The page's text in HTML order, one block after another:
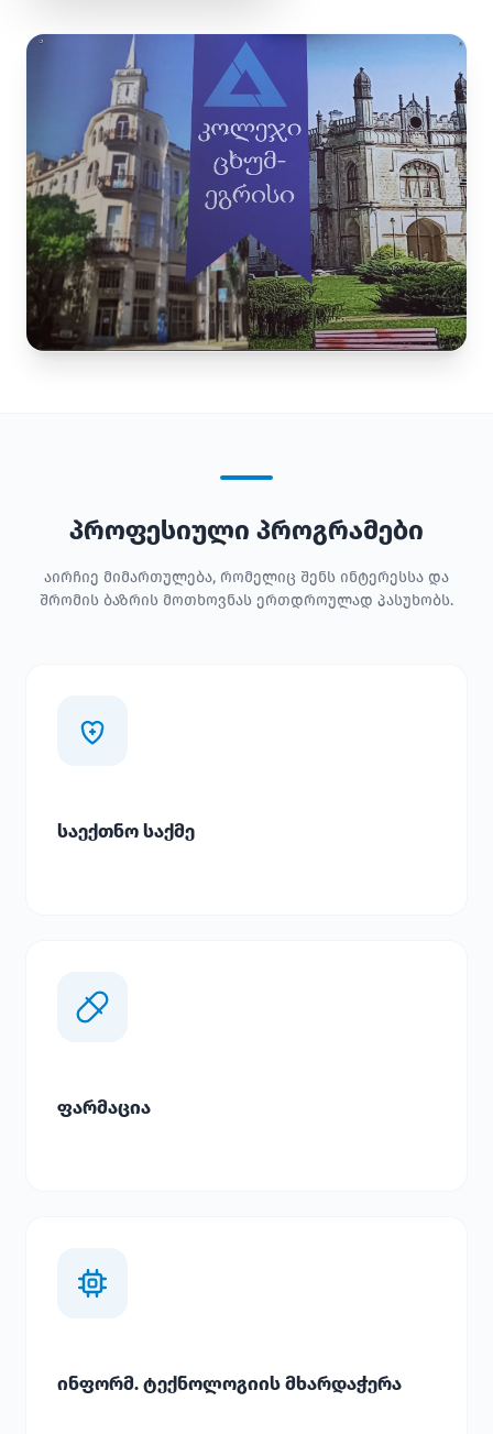
პროფესიული პროგრამები
აირჩიე მიმართულება, რომელიც შენს ინტერესსა და
შრომის ბაზრის მოთხოვნას ერთდროულად პასუხობს.
საექთნო საქმე
ფარმაცია
ინფორმ. ტექნოლოგიის მხარდაჭერა